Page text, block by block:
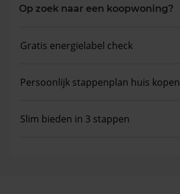
Op zoek naar een koopwoning?
Gratis energielabel check
Persoonlijk stappenplan huis kopen
Slim bieden in 3 stappen